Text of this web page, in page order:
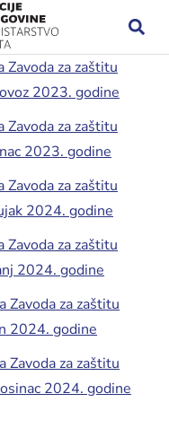
Zavoda za zaštitu
2023. godine
Zavoda za zaštitu
2023. godine
Zavoda za zaštitu
2024. godine
Zavoda za zaštitu
2024. godine
Zavoda za zaštitu
2024. godine
Zavoda za zaštitu
2024. godine